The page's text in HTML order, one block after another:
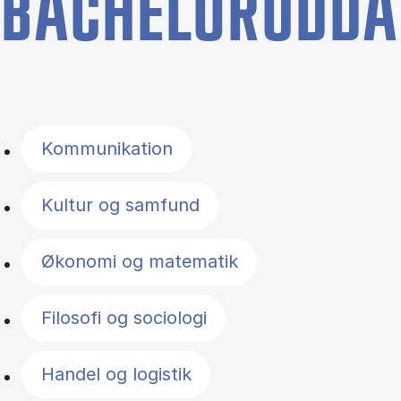
Kommunikation
Kultur og samfund
Økonomi og matematik
Filosofi og sociologi
Handel og logistik